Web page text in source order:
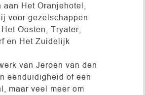
Het Oranjehotel,
voor gezelschappen
Oosten, Tryater,
en Het Zuidelijk
van Jeroen van den
eenduidigheid of een
maar veel meer om